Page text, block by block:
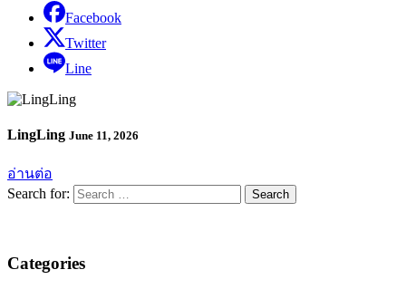
Facebook
Twitter
Line
LingLing June 11, 2026
อ่านต่อ
Search for:
Categories